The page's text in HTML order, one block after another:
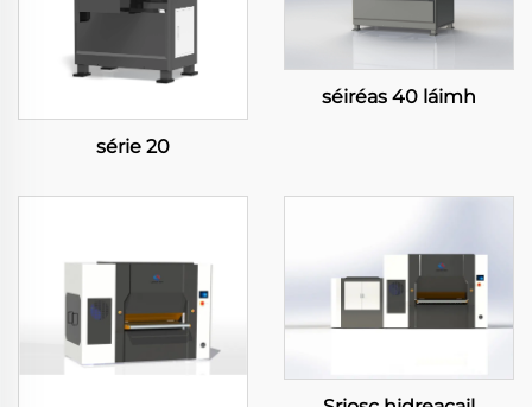
série 20
séiréas 40 láimh